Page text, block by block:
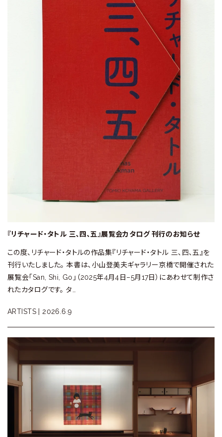
『リチャード・タトル 三、四、五』展覧会カタログ 刊行のお知らせ
この度、リチャード・タトルの作品集『リチャード・タトル 三、四、五』を
刊行いたしました。 本書は、小山登美夫ギャラリー京橋で開催された
展覧会「San, Shi, Go」（2025年4月4日–5月17日）にあわせて制作さ
れたカタログです。 タ…
ARTISTS | 2026.6.9